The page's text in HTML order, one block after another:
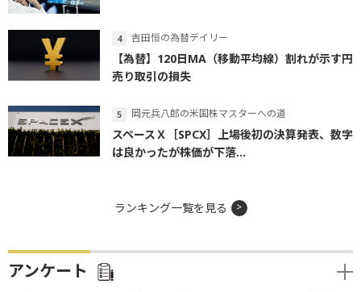
吉田恒の為替デイリー
【為替】120日MA（移動平均線）割れが示す円
売り取引の損失
岡元兵八郎の米国株マスターへの道
スペースＸ［SPCX］上場後初の決算発表、数字
は良かったが株価が下落...
ランキング一覧を見る
アンケート